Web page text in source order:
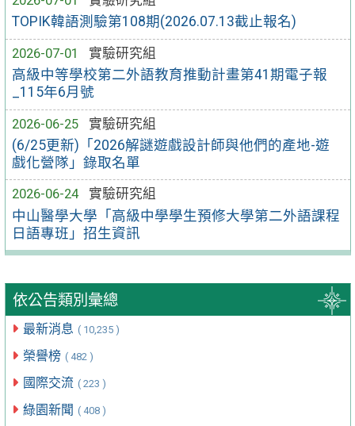
TOPIK韓語測驗第108期(2026.07.13截止報名)
2026-07-01
實驗研究組
高級中等學校第二外語教育推動計畫第41期電子報
_115年6月號
2026-06-25
實驗研究組
(6/25更新)「2026解謎遊戲設計師與他們的產地-遊
戲化營隊」錄取名單
2026-06-24
實驗研究組
中山醫學大學「高級中學學生預修大學第二外語課程
日語專班」招生資訊
依公告類別彙總
最新消息 ( 10,235 )
榮譽榜 ( 482 )
國際交流 ( 223 )
綠園新聞 ( 408 )